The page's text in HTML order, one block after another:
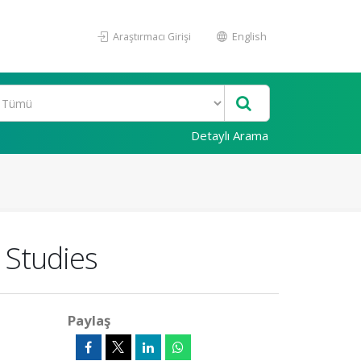
Araştırmacı Girişi English
Detaylı Arama
Paylaş